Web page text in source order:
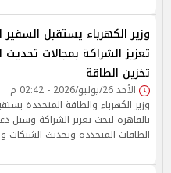
وزير الكهرباء يستقبل السفير
تعزيز الشراكة بمجالات
تخزين الطاقة
الأحد 26/يوليو/2026 - 02:42 م
وزير الكهرباء والطاقة المتجددة
بالقاهرة لبحث تعزيز الشراكة وسبل
الطاقات المتجددة وتحديث الشبكات